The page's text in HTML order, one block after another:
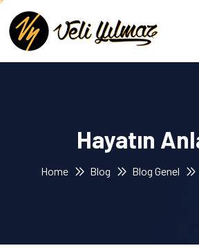
Hayatın
Home Blog Blog Genel